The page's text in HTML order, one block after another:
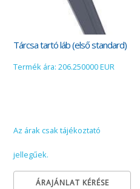
Tárcsa tartó láb (első standard)
Termék ára: 206.250000 EUR
Az árak csak tájékoztató
jellegűek.
ÁRAJÁNLAT KÉRÉSE